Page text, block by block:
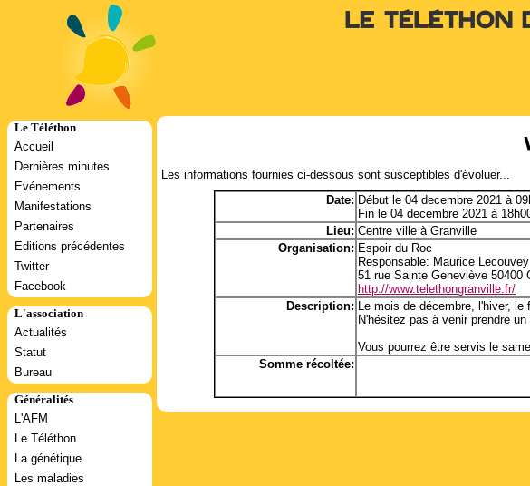
Le Téléthon
Le Téléthon
Accueil
Dernières minutes
Evénements
Manifestations
Partenaires
Editions précédentes
Twitter
Facebook
L'association
Actualités
Statut
Bureau
Généralités
L'AFM
Le Téléthon
La génétique
Les maladies
Les informations fournies ci-dessous sont susceptibles d'évoluer...
Date: Début le 04 decembre 2021 à
Fin le 04 decembre 2021 à
Lieu: Centre ville à Granville
Organisation: Espoir du Roc
Responsable: Maurice Lecouvey
51 rue Sainte Geneviève 50400
http://www.telethongranville.fr/
Description: Le mois de décembre, l'hiver,
N'hésitez pas à venir prendre
Vous pourrez être servis le
Somme récoltée: